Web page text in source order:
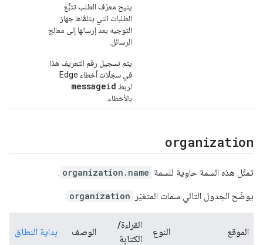
يتيح معرّف الطلب تتبُّع
الطلبات التي يتلقّاها جهاز
التوجيه بعد إرسالها إلى معالج
الرسائل.
يتم تسجيل رقم التعريف هذا
في سجلّات أخطاء Edge
لربط messageid
بالأخطاء.
organization
تمثّل هذه السمة حاوية للسمة organization.name
.
يوضّح الجدول التالي سمات المتغيّر organization
:
الموقع النوع
القراءة/
الكتابة
الوصف بداية النطاق